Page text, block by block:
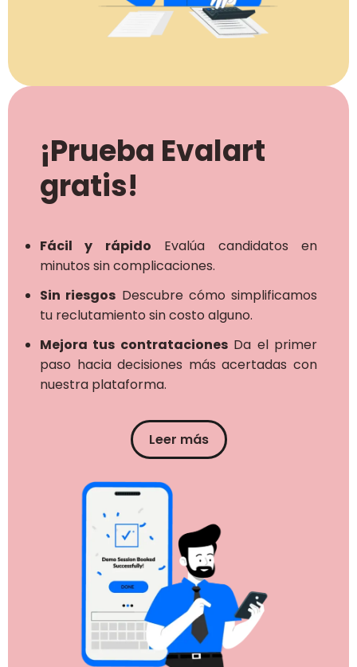
¡Prueba Evalart
gratis!
Fácil y rápido Evalúa candidatos en
minutos sin complicaciones.
Sin riesgos Descubre cómo simplificamos
tu reclutamiento sin costo alguno.
Mejora tus contratacionesDa el primer
paso hacia decisiones más acertadas con
nuestra plataforma.
Leer más